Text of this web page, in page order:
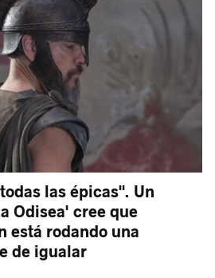
las épicas". Un
Odisea' cree que
está rodando una
de igualar